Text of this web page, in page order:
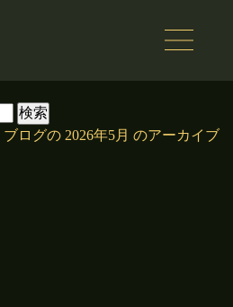
ブログの 2026年5月 のアーカイブ